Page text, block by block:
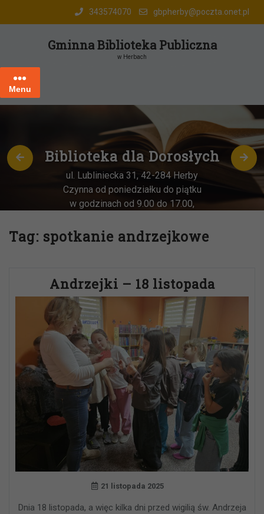
343574070 gbpherby@poczta.onet.pl
Gminna Biblioteka Publiczna
w Herbach
Menu
Biblioteka dla Dorosłych
ul. Lubliniecka 31, 42-284 Herby
Czynna od poniedziałku do piątku
w godzinach od 9.00 do 17.00,
w godz. 9:00-13:00
Tag: spotkanie andrzejkowe
Andrzejki – 18 listopada
21 listopada 2025
Dnia 18 listopada, a więc kilka dni przed wigilią św. Andrzeja